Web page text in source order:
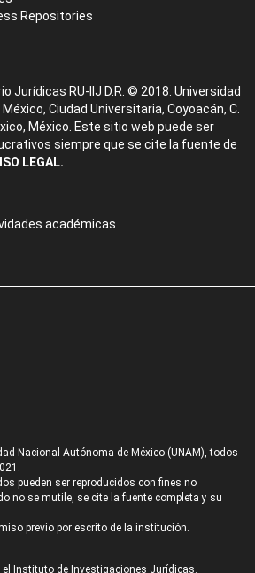
Repositories
Jurídicas RU-IIJ D.R. © 2018. Universidad
Ciudad Universitaria, Coyoacán, C.
México. Este sitio web puede ser
siempre que se cite la fuente de
LEGAL.
académicas
Nacional Autónoma de México (UNAM), todos
pueden ser reproducidos con fines no
no se mutile, se cite la fuente completa y su
previo por escrito de la institución.
Instituto de Investigaciones Jurídicas.